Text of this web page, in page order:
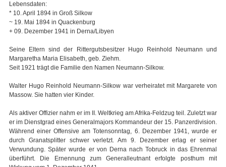
Lebensdaten:
* 10. April 1894 in Groß Silkow
~ 19. Mai 1894 in Quackenburg
+ 09. Dezember 1941 in Derna/Libyen
Seine Eltern sind der Rittergutsbesitzer Hugo Reinhold Neumann und
Margaretha Maria Elisabeth, geb. Ziehm.
Seit 1921 trägt die Familie den Namen Neumann-Silkow.
Walter Hugo Reinhold Neumann-Silkow war verheiratet mit Margarete von
Massow. Sie hatten vier Kinder.
Als aktiver Offizier nahm er im II. Weltkrieg am Afrika-Feldzug teil. Zuletzt war
er im Dienstgrad eines Generalmajors Kommandeur der 15. Panzerdivision.
Während einer Offensive am Totensonntag, 6. Dezember 1941, wurde er
durch Granatsplitter schwer verletzt. Am 9. Dezember erlag er seiner
Verwundung. Später wurde er von Derna nach Tobruck in das Ehrenmal
überführt. Die Ernennung zum Generalleutnant erfolgte posthum mit